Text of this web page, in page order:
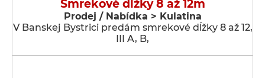
Smrekové dĺžky 8 až 12m
Prodej / Nabídka > Kulatina
V Banskej Bystrici predám smrekové dĺžky 8 až 12,
III A, B,